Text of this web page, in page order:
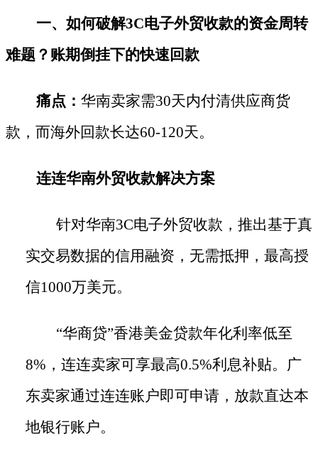
一、如何破解3C电子外贸收款的资金周转
难题？账期倒挂下的快速回款
痛点： 华南卖家需30天内付清供应商货
款，而海外回款长达60-120天。
连连华南外贸收款解决方案
针对华南3C电子外贸收款，推出基于真
实交易数据的信用融资，无需抵押，最高授
信1000万美元。
“华商贷”香港美金贷款年化利率低至
8%，连连卖家可享最高0.5%利息补贴。广
东卖家通过连连账户即可申请，放款直达本
地银行账户。